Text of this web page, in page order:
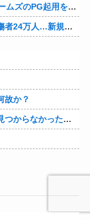
のPG起用を示唆か
募集規模を上回る」！
故か？
らなかったのか